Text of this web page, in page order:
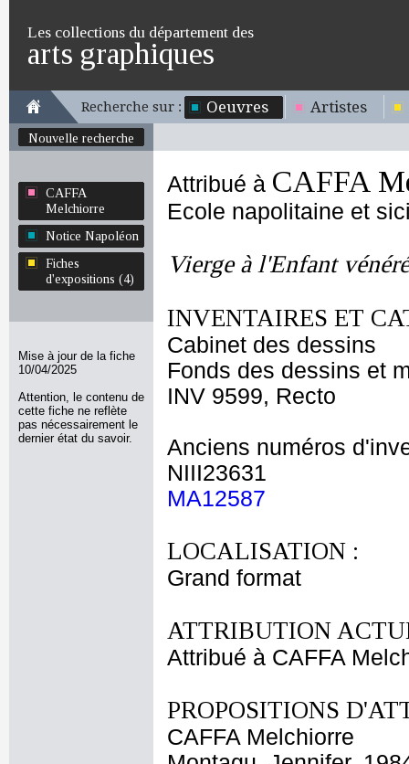
Les collections du département des
arts graphiques
Recherche sur : Oeuvres Artistes
Nouvelle recherche
CAFFA
Melchiorre
Notice Napoléon
Fiches
d'expositions (4)
Mise à jour de la fiche
10/04/2025
Attention, le contenu de
cette fiche ne reflète
pas nécessairement le
dernier état du savoir.
Attribué à CAFFA
Ecole napolitaine et
Vierge à l'Enfant
INVENTAIRES ET
Cabinet des dessins
Fonds des dessins et
INV 9599, Recto
Anciens numéros
NIII23631
MA12587
LOCALISATION :
Grand format
ATTRIBUTION
Attribué à CAFFA
PROPOSITIONS
CAFFA Melchiorre